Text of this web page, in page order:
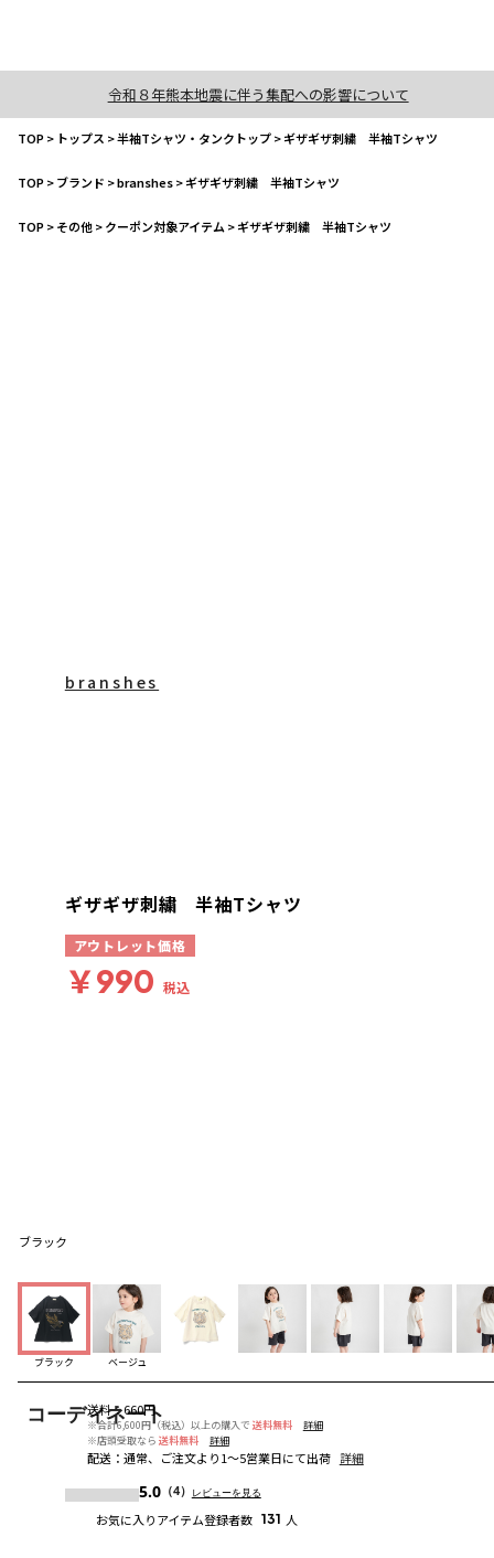
令和８年熊本地震に伴う集配への影響について
TOP> トップス >半袖Tシャツ・タンクトップ>ギザギザ刺繍 半袖Tシャツ
TOP>ブランド >branshes>ギザギザ刺繍 半袖Tシャツ
TOP>その他>クーポン対象アイテム >ギザギザ刺繍 半袖Tシャツ
ブラック
ブラック ベージュ
コーディネート
送料：660円
※合計6,600円（税込）以上の購入で 送料無料
詳細
※店頭受取なら 送料無料 詳細
配送： 通常、ご注文より1～5営業日にて出荷 詳細
5.0（4） レビューを見る
お気に入りアイテム登録者数 131 人
branshes
ギザギザ刺繍 半袖Tシャツ
アウトレット価格
￥990 税込